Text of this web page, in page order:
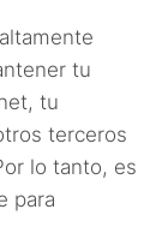
tu
tu
terceros
lo tanto, es
para